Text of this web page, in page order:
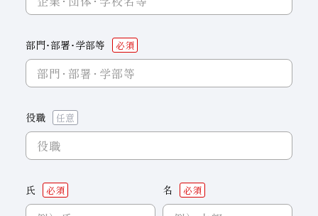
部門･部署･学部等
役職
氏 名